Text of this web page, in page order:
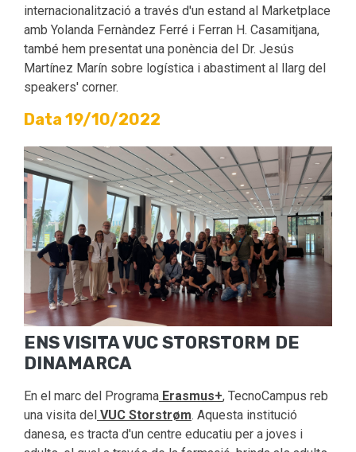
internacionalització a través d'un estand al Marketplace
amb Yolanda Fernàndez Ferré i Ferran H. Casamitjana,
també hem presentat una ponència del Dr. Jesús
Martínez Marín sobre logística i abastiment al llarg del
speakers' corner.
Data 19/10/2022
ENS VISITA VUC STORSTORM DE
DINAMARCA
En el marc del Programa Erasmus+, TecnoCampus reb
una visita del VUC Storstrøm. Aquesta institució
danesa, es tracta d'un centre educatiu per a joves i